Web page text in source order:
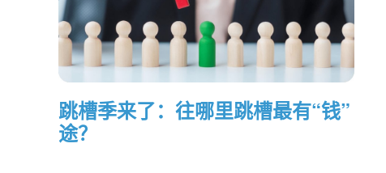
跳槽季来了：往哪里跳槽最有“钱”
途？